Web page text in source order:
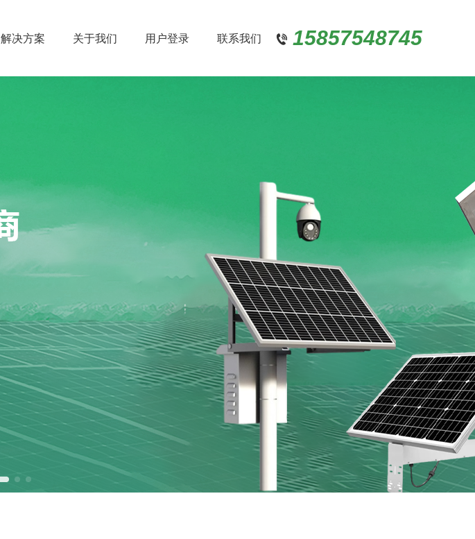
解决方案 关于我们 用户登录 联系我们 15857548745